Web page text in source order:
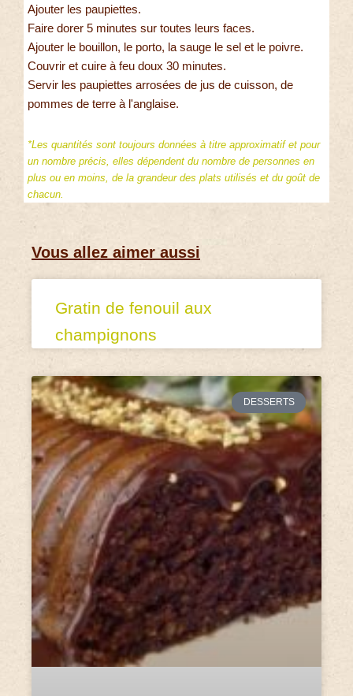
Ajouter les paupiettes.
Faire dorer 5 minutes sur toutes leurs faces.
Ajouter le bouillon, le porto, la sauge le sel et le poivre.
Couvrir et cuire à feu doux 30 minutes.
Servir les paupiettes arrosées de jus de cuisson, de
pommes de terre à l'anglaise.
*Les quantités sont toujours données à titre approximatif et pour
un nombre précis, elles dépendent du nombre de personnes en
plus ou en moins, de la grandeur des plats utilisés et du goût de
chacun.
Vous allez aimer aussi
Gratin de fenouil aux
champignons
DESSERTS